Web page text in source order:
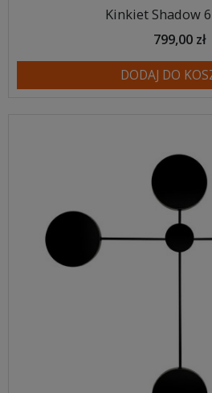
Kinkiet Shadow
799,00 zł
DODAJ DO